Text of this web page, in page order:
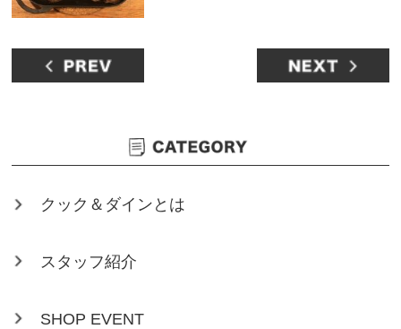
クック＆ダインとは
スタッフ紹介
SHOP EVENT